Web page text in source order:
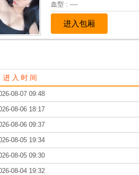
血型 : ----
进入包厢
进 入 时 间
08-07 09:48
08-06 18:17
08-06 09:37
08-05 19:34
08-05 09:30
08-04 19:32